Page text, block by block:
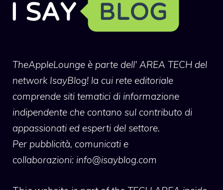
TheAppleLounge è parte dell' AREA TECH del
network IsayBlog! la cui rete editoriale
comprende siti tematici di informazione
indipendente che contano sul contributo di
appassionati ed esperti del settore.
Per pubblicità, comunicati e
collaborazioni: info@isayblog.com